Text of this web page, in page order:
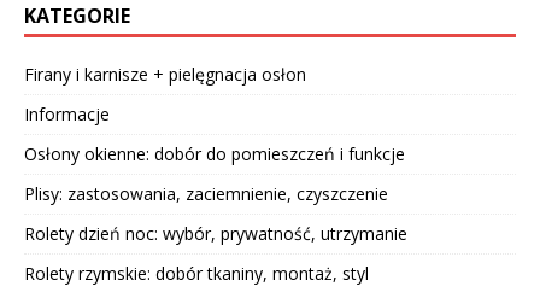
KATEGORIE
Firany i karnisze + pielęgnacja osłon
Informacje
Osłony okienne: dobór do pomieszczeń i funkcje
Plisy: zastosowania, zaciemnienie, czyszczenie
Rolety dzień noc: wybór, prywatność, utrzymanie
Rolety rzymskie: dobór tkaniny, montaż, styl